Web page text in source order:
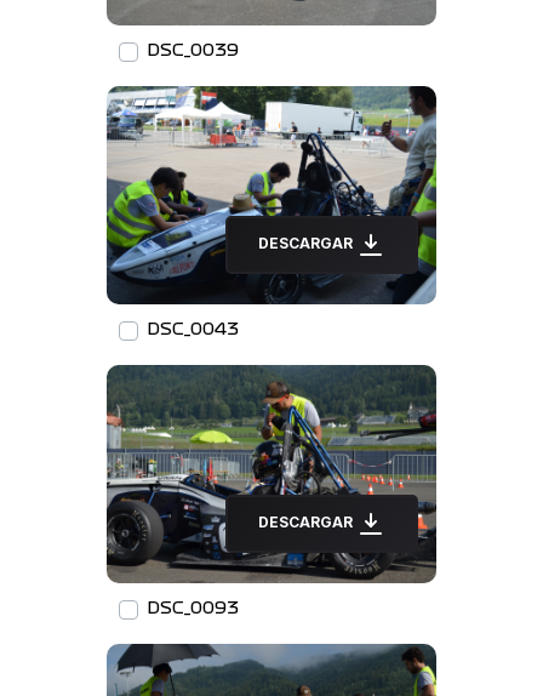
DSC_0039
DESCARGAR
DSC_0043
DESCARGAR
DSC_0093